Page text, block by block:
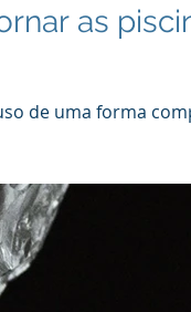
as
de uma forma